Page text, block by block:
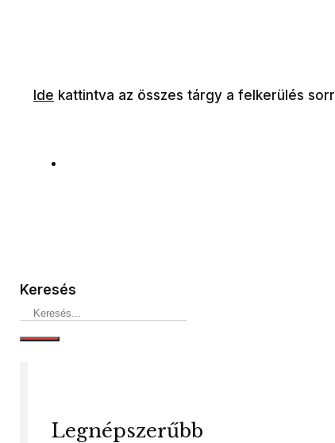
Ide kattintva az összes tárgy a felkerülés
Keresés
Legnépszerűbb